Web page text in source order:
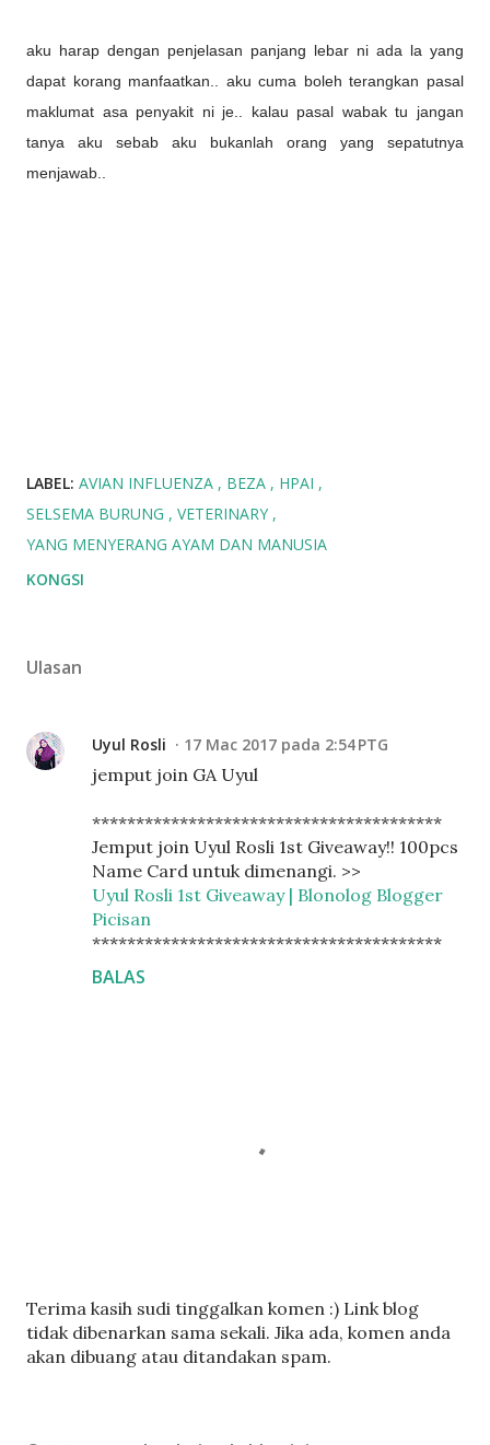
aku harap dengan penjelasan panjang lebar ni ada la yang
dapat korang manfaatkan.. aku cuma boleh terangkan pasal
maklumat asa penyakit ni je.. kalau pasal wabak tu jangan
tanya aku sebab aku bukanlah orang yang sepatutnya
menjawab..
LABEL: AVIAN INFLUENZA BEZA
HPAI
SELSEMA BURUNG
VETERINARY
YANG MENYERANG AYAM DAN MANUSIA
KONGSI
Ulasan
Uyul Rosli 17 Mac 2017 pada 2:54 PTG
jemput join GA Uyul
****************************************
Jemput join Uyul Rosli 1st Giveaway!! 100pcs
Name Card untuk dimenangi. >>
Uyul Rosli 1st Giveaway | Blonolog Blogger
Picisan
****************************************
BALAS
C
a
t
Terima kasih sudi tinggalkan komen :) Link blog
tidak dibenarkan sama sekali. Jika ada, komen anda
akan dibuang atau ditandakan spam.